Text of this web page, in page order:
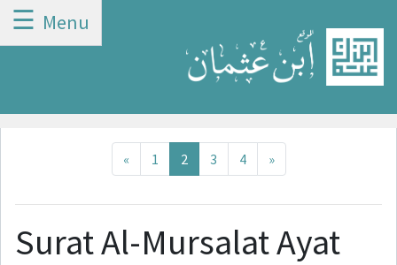
☰ Menu
«Previous
1 2 3 4 »Next
Surat Al-Mursalat Ayat